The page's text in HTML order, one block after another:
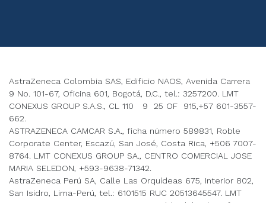
AstraZeneca Colombia SAS, Edificio NAOS, Avenida Carrera
9 No. 101-67, Oficina 601, Bogotá, D.C., tel.: 3257200. LMT
CONEXUS GROUP S.A.S., CL 110 9 25 OF 915,+57 601-3557-
662.
ASTRAZENECA CAMCAR S.A., ficha número 589831, Roble
Corporate Center, Escazú, San José, Costa Rica, +506 7007-
8764. LMT CONEXUS GROUP SA., CENTRO COMERCIAL JOSE
MARIA SELEDON, +593-9638-71342.
AstraZeneca Perú SA, Calle Las Orquídeas 675, Interior 802,
San Isidro, Lima-Perú, tel.: 6101515 RUC 20513645547. LMT